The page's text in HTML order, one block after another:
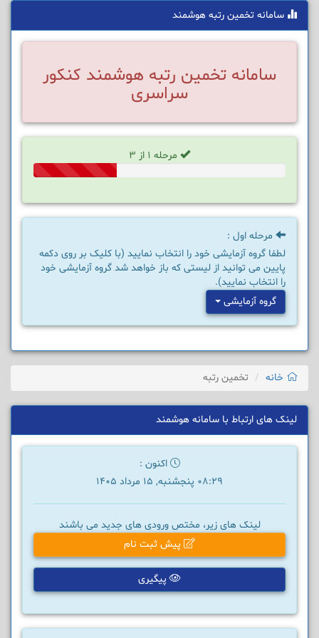
سامانه تخمین رتبه هوشمند
سامانه تخمین رتبه هوشمند کنکور
سراسری
مرحله 1 از 3
33%
مرحله اول :
لطفا گروه آزمایشی خود را انتخاب نمایید (با کلیک بر روی دکمه
پایین می توانید از لیستی که باز خواهد شد گروه آزمایشی خود
را انتخاب نمایید).
گروه آزمایشی
خانه تخمین رتبه
لینک های ارتباط با سامانه هوشمند
اکنون :
08:29 پنجشنبه, 15 مرداد 1405
لینک های زیر، مختص ورودی های جدید می باشند
پیش ثبت نام
پیگیری